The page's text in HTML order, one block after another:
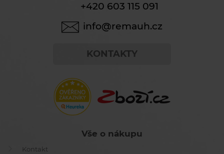
+420 603 115 091
info@remauh.cz
KONTAKTY
Vše o nákupu
Kontakt